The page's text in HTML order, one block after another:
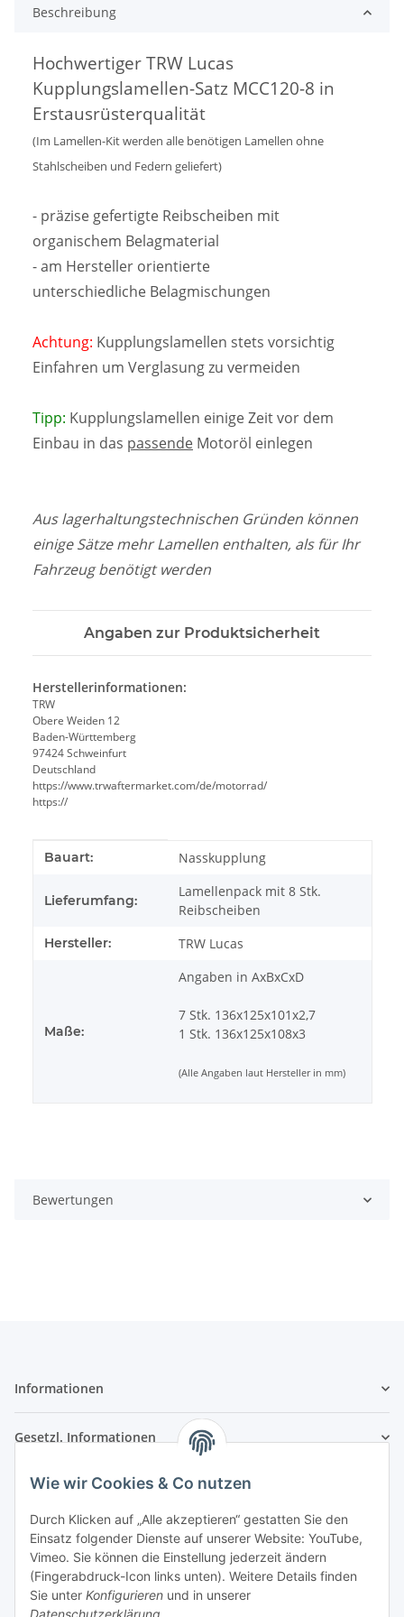
Wie wir Cookies & Co nutzen
Durch Klicken auf „Alle akzeptieren“ gestatten Sie den
Einsatz folgender Dienste auf unserer Website: YouTube,
Vimeo. Sie können die Einstellung jederzeit ändern
(Fingerabdruck-Icon links unten). Weitere Details finden
Sie unter Konfigurieren und in unserer
Beschreibung
Hochwertiger TRW Lucas
Kupplungslamellen-Satz MCC120-8 in
Erstausrüsterqualität
(Im Lamellen-Kit werden alle benötigen Lamellen ohne
Stahlscheiben und Federn geliefert)
- präzise gefertigte Reibscheiben mit
organischem Belagmaterial
- am Hersteller orientierte
unterschiedliche Belagmischungen
Achtung: Kupplungslamellen stets vorsichtig
Einfahren um Verglasung zu vermeiden
Tipp: Kupplungslamellen einige Zeit vor dem
Einbau in das passende Motoröl einlegen
Aus lagerhaltungstechnischen Gründen können
einige Sätze mehr Lamellen enthalten, als für Ihr
Fahrzeug benötigt werden
Angaben zur Produktsicherheit
Herstellerinformationen:
TRW
Obere Weiden 12
Baden-Württemberg
97424 Schweinfurt
Deutschland
https://www.trwaftermarket.com/de/motorrad/
https://
Produkteigenschaft
Wert
Bauart: Nasskupplung
Lieferumfang:
Lamellenpack mit 8 Stk.
Reibscheiben
Hersteller: TRW Lucas
Maße:
Angaben in AxBxCxD
7 Stk. 136x125x101x2,7
1 Stk. 136x125x108x3
(Alle Angaben laut Hersteller in mm)
Bewertungen
Informationen
Gesetzl. Informationen
Kontaktinformationen
SRTM GmbH
Franz-Kleespies-Str. 27
63762 Großostheim
Deutschland